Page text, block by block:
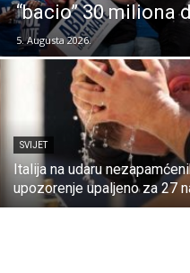
“bacio” 30 miliona
5. Augusta 2026.
SVIJET
Italija na udaru
upozorenje upaljeno za 27